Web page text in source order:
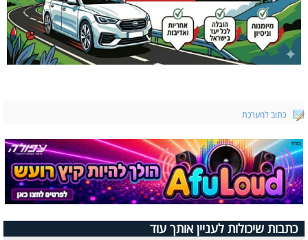
כתוב למערכת
כתבות שיכולות לעניין אותך עוד